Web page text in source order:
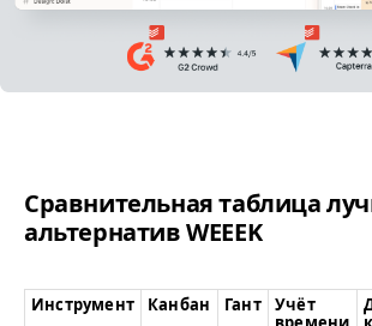
Сравнительная таблица
альтернативWEEEK
Инструмент Канбан Гант
Учёт